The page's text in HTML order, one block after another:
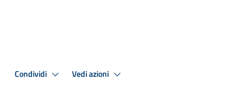
Condividi Vedi azioni